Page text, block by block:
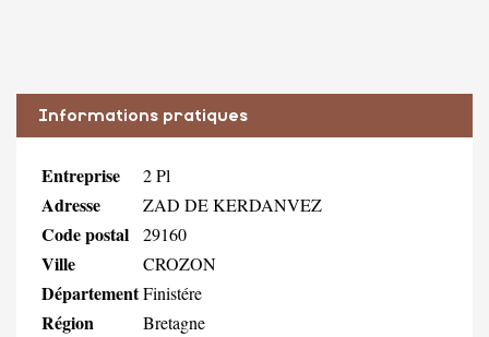
Informations pratiques
Entreprise 2 Pl
Adresse ZAD DE KERDANVEZ
Code postal 29160
Ville CROZON
DépartementFinistére
Région Bretagne